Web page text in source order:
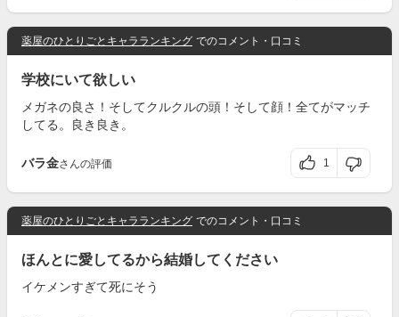
薬屋のひとりごとキャラランキング でのコメント・口コミ
学校にいて欲しい
メガネの良さ！そしてクルクルの頭！そして顔！全てがマッチ
してる。良き良き。
バラ金さんの評価 1
薬屋のひとりごとキャラランキング でのコメント・口コミ
ほんとに愛してるから結婚してください
イケメンすぎて死にそう